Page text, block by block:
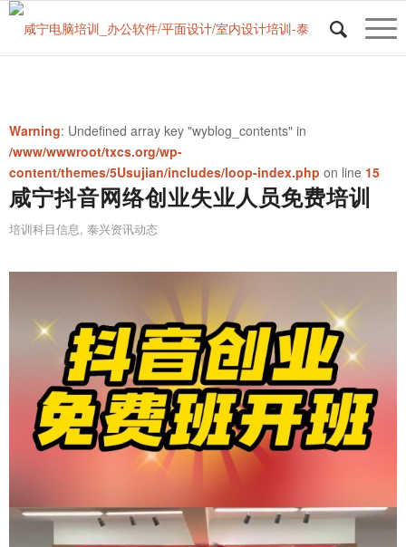
Warning: Undefined array key "wyblog_contents" in
/www/wwwroot/txcs.org/wp-
content/themes/5Usujian/includes/loop-index.php on line 15
咸宁抖音网络创业失业人员免费培训
培训科目信息, 泰兴资讯动态